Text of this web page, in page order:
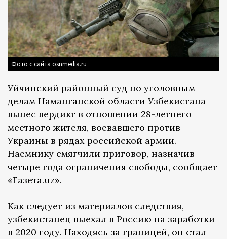
Фото с сайта osnmedia.ru
Уйчинский районный суд по уголовным
делам Наманганской области Узбекистана
вынес вердикт в отношении 28-летнего
местного жителя, воевавшего против
Украины в рядах российской армии.
Наемнику смягчили приговор, назначив
четыре года ограничения свободы, сообщает
«Газета.uz».
Как следует из материалов следствия,
узбекистанец выехал в Россию на заработки
в 2020 году. Находясь за границей, он стал